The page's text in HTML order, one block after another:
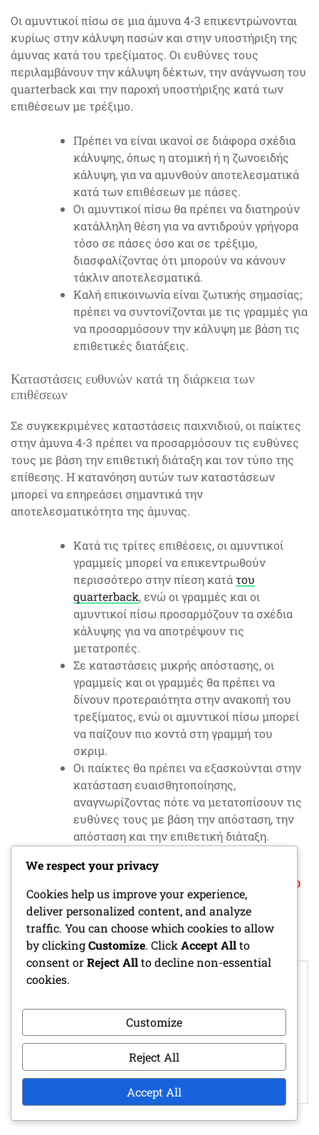
Οι αμυντικοί πίσω σε μια άμυνα 4-3 επικεντρώνονται
κυρίως στην κάλυψη πασών και στην υποστήριξη της
άμυνας κατά του τρεξίματος. Οι ευθύνες τους
περιλαμβάνουν την κάλυψη δέκτων, την ανάγνωση του
quarterback και την παροχή υποστήριξης κατά των
επιθέσεων με τρέξιμο.
Πρέπει να είναι ικανοί σε διάφορα σχέδια
κάλυψης, όπως η ατομική ή η ζωνοειδής
κάλυψη, για να αμυνθούν αποτελεσματικά
κατά των επιθέσεων με πάσες.
Οι αμυντικοί πίσω θα πρέπει να διατηρούν
κατάλληλη θέση για να αντιδρούν γρήγορα
τόσο σε πάσες όσο και σε τρέξιμο,
διασφαλίζοντας ότι μπορούν να κάνουν
τάκλιν αποτελεσματικά.
Καλή επικοινωνία είναι ζωτικής σημασίας;
πρέπει να συντονίζονται με τις γραμμές για
να προσαρμόσουν την κάλυψη με βάση τις
επιθετικές διατάξεις.
Καταστάσεις ευθυνών κατά τη διάρκεια των
επιθέσεων
Σε συγκεκριμένες καταστάσεις παιχνιδιού, οι παίκτες
στην άμυνα 4-3 πρέπει να προσαρμόσουν τις ευθύνες
τους με βάση την επιθετική διάταξη και τον τύπο της
επίθεσης. Η κατανόηση αυτών των καταστάσεων
μπορεί να επηρεάσει σημαντικά την
αποτελεσματικότητα της άμυνας.
Κατά τις τρίτες επιθέσεις, οι αμυντικοί
γραμμείς μπορεί να επικεντρωθούν
περισσότερο στην πίεση κατάτου
quarterback, ενώ οι γραμμές και οι
αμυντικοί πίσω προσαρμόζουν τα σχέδια
κάλυψης για να αποτρέψουν τις
μετατροπές.
Σε καταστάσεις μικρής απόστασης, οι
γραμμείς και οι γραμμές θα πρέπει να
δίνουν προτεραιότητα στην ανακοπή του
τρεξίματος, ενώ οι αμυντικοί πίσω μπορεί
να παίζουν πιο κοντά στη γραμμή του
σκριμ.
Οι παίκτες θα πρέπει να εξασκούνται στην
κατάσταση ευαισθητοποίησης,
αναγνωρίζοντας πότε να μετατοπίσουν τις
ευθύνες τους με βάση την απόσταση, την
απόσταση και την επιθετική διάταξη.
ΑΜΥΝΤΙΚΈΣ ΣΤΡΑΤΗΓΙΚΈΣ ΣΤΟ ΠΑΙΔΙΚΌ
ΠΟΔΌΣΦΑΙΡΟ
Post
navigation
ΑΜΥΝΤΙΚΉ ΖΏΝΗ
ΜΑΞΙΛΑΡΙΟΎ,
QUARTERBACK,
ΝΕΑΝΙΚΌ
ΕΠΙΛΟΓΈΣ
ΕΥΘΎΝΕΣ ΤΟΥ
ΕΥΘΥΓΡΆΜΜΙΣΗ
ΠΑΙΚΤΏΝ
We respect your privacy
Cookies help us improve your experience,
deliver personalized content, and analyze
traffic. You can choose which cookies to allow
by clickingCustomize. Click Accept Allto
consent orReject Allto decline non-essential
cookies.
Customize
Reject All
Accept All